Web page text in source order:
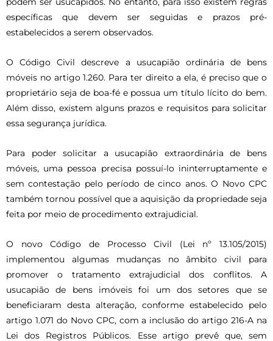
podem ser usucapidos. No entanto, para isso existem regras
específicas que devem ser seguidas e prazos pré-
estabelecidos a serem observados.
O Código Civil descreve a usucapião ordinária de bens
móveis no artigo 1.260. Para ter direito a ela, é preciso que o
proprietário seja de boa-fé e possua um título lícito do bem.
Além disso, existem alguns prazos e requisitos para solicitar
essa segurança jurídica.
Para poder solicitar a usucapião extraordinária de bens
móveis, uma pessoa precisa possuí-lo ininterruptamente e
sem contestação pelo período de cinco anos. O Novo CPC
também tornou possível que a aquisição da propriedade seja
feita por meio de procedimento extrajudicial.
O novo Código de Processo Civil (Lei nº 13.105/2015)
implementou algumas mudanças no âmbito civil para
promover o tratamento extrajudicial dos conflitos. A
usucapião de bens imóveis foi um dos setores que se
beneficiaram desta alteração, conforme estabelecido pelo
artigo 1.071 do Novo CPC, com a inclusão do artigo 216-A na
Lei dos Registros Públicos. Esse artigo prevê que, sem